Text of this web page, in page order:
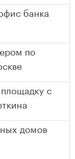
банка
по
с
домов